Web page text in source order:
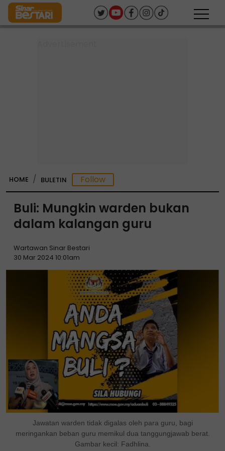
HOME BULETIN
Buli: Mungkin warden bukan
dalam kalangan guru
Wartawan Sinar Bestari
30 Mar 2024 10:01am
Jawatan warden tidak digalas oleh para guru, bagi
meringankan beban guru memikul dua tanggungjawab berat.
Gambar kecil: Fadhlina.